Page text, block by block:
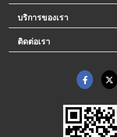
บริการของเรา
ติดต่อเรา